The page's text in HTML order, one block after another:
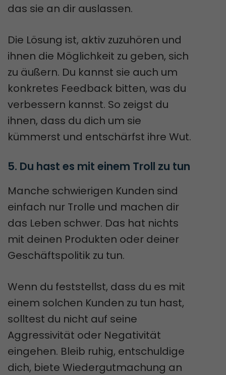
das sie an dir auslassen.
Die Lösung ist, aktiv zuzuhören und
ihnen die Möglichkeit zu geben, sich
zu äußern. Du kannst sie auch um
konkretes Feedback bitten, was du
verbessern kannst. So zeigst du
ihnen, dass du dich um sie
kümmerst und entschärfst ihre Wut.
5. Du hast es mit einem Troll zu tun
Manche schwierigen Kunden sind
einfach nur Trolle und machen dir
das Leben schwer. Das hat nichts
mit deinen Produkten oder deiner
Geschäftspolitik zu tun.
Wenn du feststellst, dass du es mit
einem solchen Kunden zu tun hast,
solltest du nicht auf seine
Aggressivität oder Negativität
eingehen. Bleib ruhig, entschuldige
dich, biete Wiedergutmachung an